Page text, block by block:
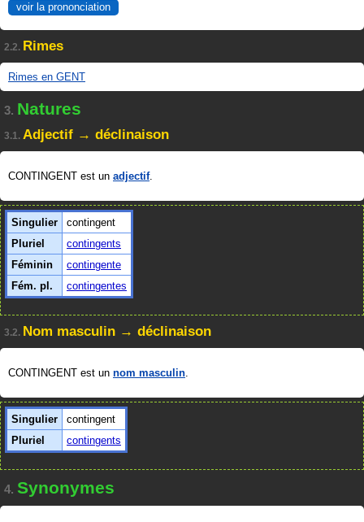
voir la prononciation
2.2. Rimes
Rimes en GENT
3. Natures
3.1. Adjectif → déclinaison
CONTINGENT est un adjectif.
Singulier
contingent
Pluriel
contingents
Féminin
contingente
Fém. pl.
contingentes
3.2. Nom masculin → déclinaison
CONTINGENT est un nom masculin.
Singulier
contingent
Pluriel
contingents
4. Synonymes